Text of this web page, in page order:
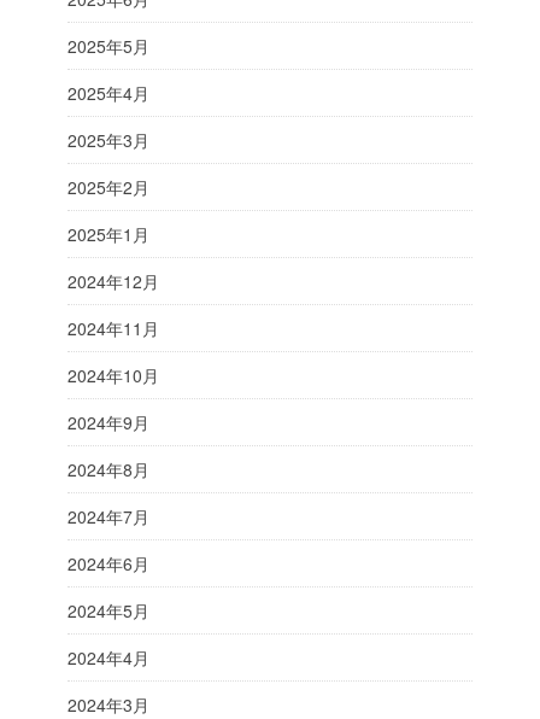
2025年5月
2025年4月
2025年3月
2025年2月
2025年1月
2024年12月
2024年11月
2024年10月
2024年9月
2024年8月
2024年7月
2024年6月
2024年5月
2024年4月
2024年3月